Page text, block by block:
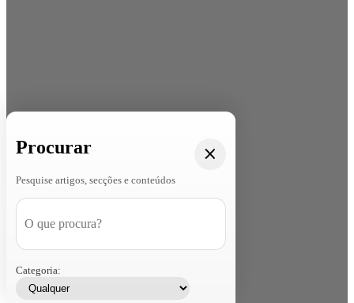
Procurar
Pesquise artigos, secções e conteúdos
Categoria: